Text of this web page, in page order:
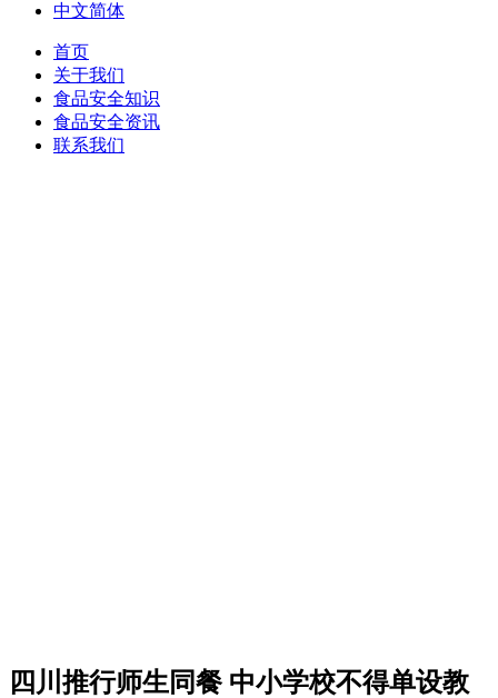
中文简体
首页
关于我们
食品安全知识
食品安全资讯
联系我们
四川推行师生同餐 中小学校不得单设教